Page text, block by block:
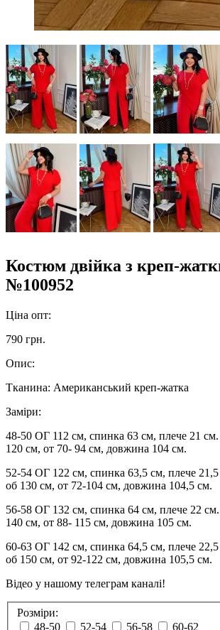
Костюм двійка з креп-
№100952
Ціна опт:
790 грн.
Опис:
Тканина: Американський креп-жатка
Заміри:
48-50 ОГ 112 см, спинка 63 см, плече 21
120 см, от 70- 94 см, довжина 104 см.
52-54 ОГ 122 см, спинка 63,5 см, плече
об 130 см, от 72-104 см, довжина 104,5 см.
56-58 ОГ 132 см, спинка 64 см, плече 22
140 см, от 88- 115 см, довжина 105 см.
60-63 ОГ 142 см, спинка 64,5 см, плече
об 150 см, от 92-122 см, довжина 105,5 см.
Відео у нашому телеграм каналі!
Розміри:
48-50
52-54 56-58 60-62